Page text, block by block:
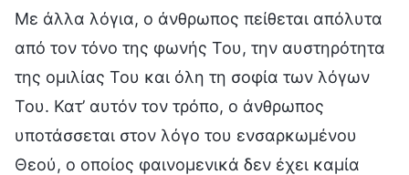
Με άλλα λόγια, ο άνθρωπος πείθεται απόλυτα
από τον τόνο της φωνής Του, την αυστηρότητα
της ομιλίας Του και όλη τη σοφία των λόγων
Του. Κατ’ αυτόν τον τρόπο, ο άνθρωπος
υποτάσσεται στον λόγο του ενσαρκωμένου
Θεού, ο οποίος φαινομενικά δεν έχει καμία